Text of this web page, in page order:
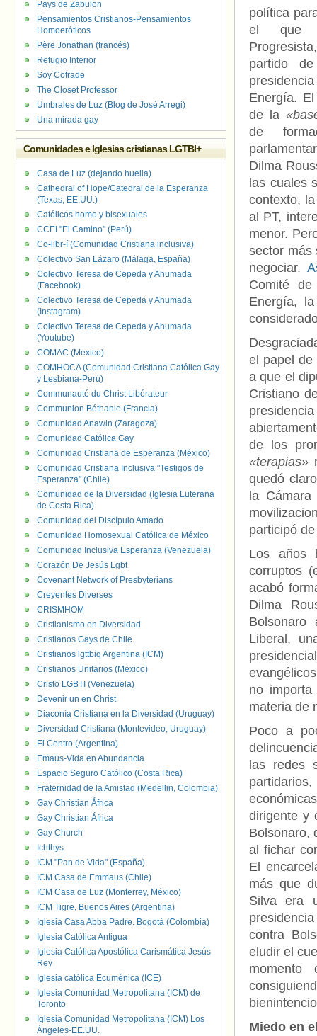
política
el que
partido
Energía.
de la
de
Dilma
las cuales
contexto,
al PT,
menor.
sector más
negociar.
Comité
Energía,
el papel de
a que el
Cristiano
de los
«terapias»
quedó
la
participó
Los años
corruptos
acabó
Dilma
Bolsonaro
Liberal,
no
materia de
Poco a
las redes
dirigente y
Bolsonaro,
al fichar
El
más que
Silva era
contra
eludir el
momento
Miedo en
Pays de Zabulon
Pensamientos Cristianos-Pensamientos
Homoeróticos
Père Jonathan (francés)
Refugio Interior
Soy Cofrade
The Closet Professor
Umbrales de Luz (Blog de José Arregi)
Una mirada gay
Comunidades e Iglesias cristianas LGTBI+
Casa de Luz (dejando huella)
Cathedral of Hope/Catedral de la Esperanza
(Texas, EE.UU.)
Católicos homo y bisexuales
CCEI "El Camino" (Perú)
Co-libr-í (Comunidad Cristiana inclusiva)
Colectivo San Lázaro (Málaga, España)
Colectivo Teresa de Cepeda y Ahumada
(Facebook)
Colectivo Teresa de Cepeda y Ahumada
(Instagram)
Colectivo Teresa de Cepeda y Ahumada
(Youtube)
COMAC (Mexico)
COMHOCA (Comunidad Cristiana Católica Gay
y Lesbiana-Perú)
Communauté du Christ Libérateur
Communion Béthanie (Francia)
Comunidad Anawin (Zaragoza)
Comunidad Católica Gay
Comunidad Cristiana de Esperanza (México)
Comunidad Cristiana Inclusiva "Testigos de
Esperanza" (Chile)
Comunidad de la Diversidad (Iglesia Luterana
de Costa Rica)
Comunidad del Discípulo Amado
Comunidad Homosexual Católica de México
Comunidad Inclusiva Esperanza (Venezuela)
Corazón De Jesús Lgbt
Covenant Network of Presbyterians
Creyentes Diverses
CRISMHOM
Cristianismo en Diversidad
Cristianos Gays de Chile
Cristianos lgttbiq Argentina (ICM)
Cristianos Unitarios (Mexico)
Cristo LGBTI (Venezuela)
Devenir un en Christ
Diaconía Cristiana en la Diversidad (Uruguay)
Diversidad Cristiana (Montevideo, Uruguay)
El Centro (Argentina)
Emaus-Vida en Abundancia
Espacio Seguro Católico (Costa Rica)
Fraternidad de la Amistad (Medellin, Colombia)
Gay Christian África
Gay Christian África
Gay Church
Ichthys
ICM "Pan de Vida" (España)
ICM Casa de Emmaus (Chile)
ICM Casa de Luz (Monterrey, México)
ICM Tigre, Buenos Aires (Argentina)
Iglesia Casa Abba Padre. Bogotá (Colombia)
Iglesia Católica Antigua
Iglesia Católica Apostólica Carismática Jesús
Rey
Iglesia católica Ecuménica (ICE)
Iglesia Comunidad Metropolitana (ICM) de
Toronto
Iglesia Comunidad Metropolitana (ICM) Los
Ángeles-EE.UU.